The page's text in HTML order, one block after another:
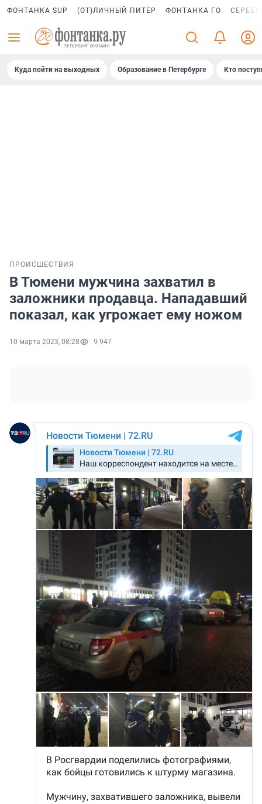
ФОНТАНКА SUP (ОТ)ЛИЧНЫЙ ПИТЕР ФОНТАНКА ГО
Куда пойти на выходных Образование в Петербурге Кто
ПРОИСШЕСТВИЯ
В Тюмени мужчина захватил в
заложники продавца. Нападавший
показал, как угрожает ему ножом
10 марта 2023, 08:28 9 947